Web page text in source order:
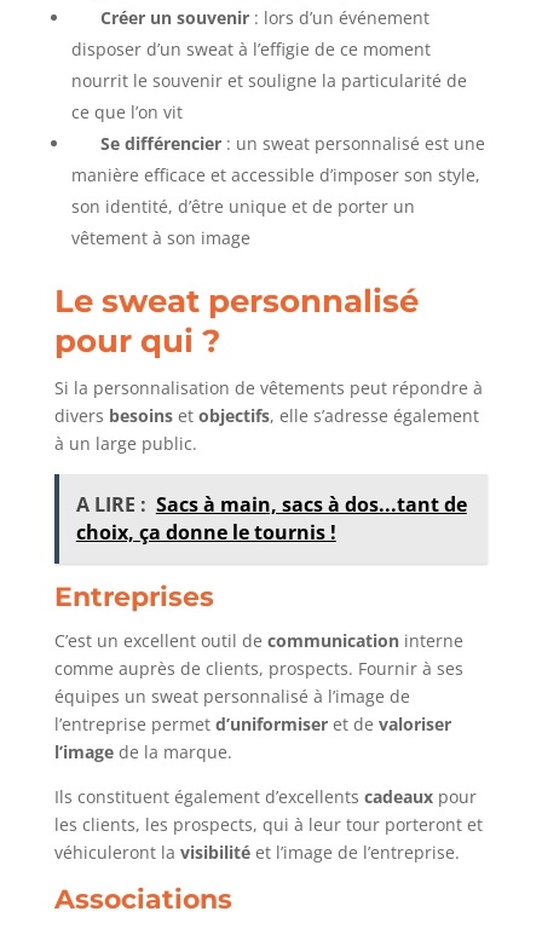
Créer un souvenir: lors d’un événement
disposer d’un sweat à l’effigie de ce moment
nourrit le souvenir et souligne la particularité de
ce que l’on vit
Se différencier: un sweat personnalisé est une
manière efficace et accessible d’imposer son style,
son identité, d’être unique et de porter un
vêtement à son image
Le sweat personnalisé
pour qui ?
Si la personnalisation de vêtements peut répondre à
divers besoinset objectifs, elle s’adresse également
à un large public.
A LIRE : Sacs à main, sacs à dos...tant de
choix, ça donne le tournis !
Entreprises
C’est un excellent outil de communicationinterne
comme auprès de clients, prospects. Fournir à ses
équipes un sweat personnalisé à l’image de
l’entreprise permet d’uniformiseret de valoriser
l’imagede la marque.
Ils constituent également d’excellents cadeauxpour
les clients, les prospects, qui à leur tour porteront et
véhiculeront la visibilitéet l’image de l’entreprise.
Associations